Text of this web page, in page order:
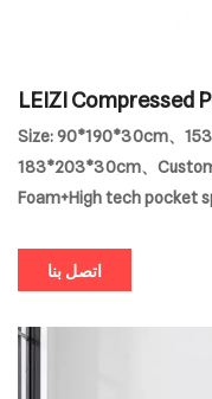
LEIZI Compressed
Size: 90*190*30cm、153*203*30cm、160*200*30cm、
183*203*30cm、Custom Size Material:
Foam+High tech pocket spring Package: Flat
اتصل بنا